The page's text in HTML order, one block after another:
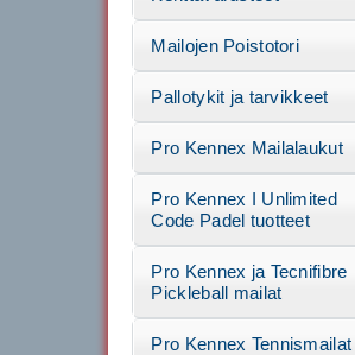
Mailojen Poistotori
Pallotykit ja tarvikkeet
Pro Kennex Mailalaukut
Pro Kennex I Unlimited
Code Padel tuotteet
Pro Kennex ja Tecnifibre
Pickleball mailat
Pro Kennex Tennismailat